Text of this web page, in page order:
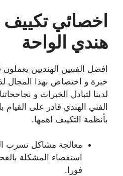
اخصائي
هندي الواحة
افضل الفنيين الهنديين
خبرة و اختصاص بهذا المجال
لدينا لتبادل الخبرات و
الفني الهندي قادر على القيام
بأنظمة التكييف اهمها.
معالجة مشاكل تسرب
استقصاء المشكلة
فورا.